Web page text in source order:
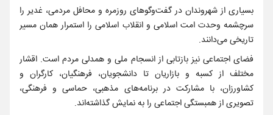
بسیاری از شهروندان در گفت‌وگوهای روزمره و محافل مردمی، غدیر را
سرچشمه وحدت امت اسلامی و انقلاب اسلامی را استمرار همان مسیر
تاریخی می‌دانند.
فضای اجتماعی نیز بازتابی از انسجام ملی و همدلی مردم است. اقشار
مختلف از کسبه و بازاریان تا دانشجویان، فرهنگیان، کارگران و
کشاورزان، با مشارکت در برنامه‌های مذهبی، حماسی و فرهنگی،
تصویری از همبستگی اجتماعی را به نمایش گذاشته‌اند.